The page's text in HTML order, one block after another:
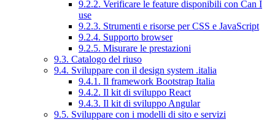
9.2.2. Verificare le feature disponibili con Can I
use
9.2.3. Strumenti e risorse per CSS e JavaScript
9.2.4. Supporto browser
9.2.5. Misurare le prestazioni
9.3. Catalogo del riuso
9.4. Sviluppare con il design system .italia
9.4.1. Il framework Bootstrap Italia
9.4.2. Il kit di sviluppo React
9.4.3. Il kit di sviluppo Angular
9.5. Sviluppare con i modelli di sito e servizi